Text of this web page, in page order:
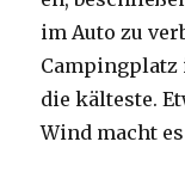
im Auto zu
Campingplatz
die kälteste.
Wind macht